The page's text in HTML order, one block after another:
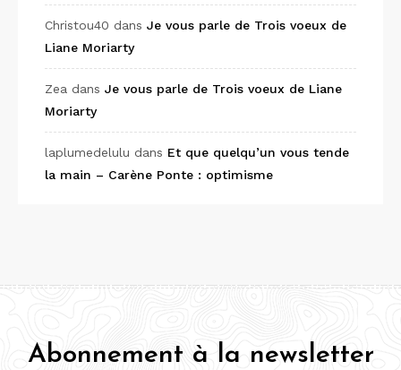
Christou40 dans Je vous parle de Trois voeux de
Liane Moriarty
Zea dans Je vous parle de Trois voeux de Liane
Moriarty
laplumedelulu dans Et que quelqu’un vous tende
la main – Carène Ponte : optimisme
Abonnement à la newsletter